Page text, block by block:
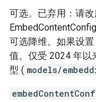
可选。已弃用：请改
可选降维。如果设
值。仅受 2024 年以
型 ( models/